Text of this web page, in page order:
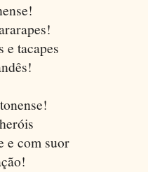
e tacapes
e com suor